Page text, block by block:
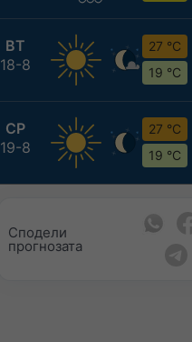
ВТ
18-8
27 °C
19 °C
СР
19-8
27 °C
19 °C
Сподели
прогнозата